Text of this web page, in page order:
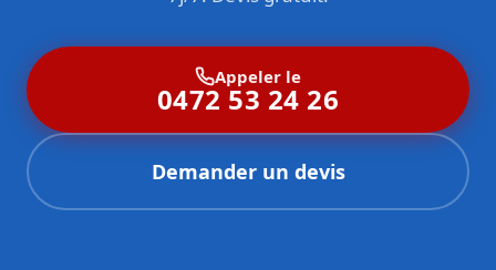
Appeler le
0472 53 24 26
Demander un devis